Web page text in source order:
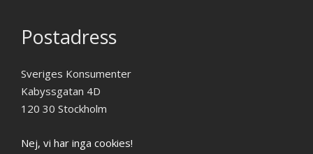
Postadress
Sveriges Konsumenter
Kabyssgatan 4D
120 30 Stockholm
Nej, vi har inga cookies!